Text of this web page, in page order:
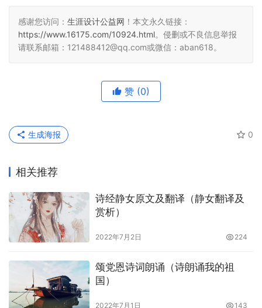
感谢您访问： 生涯设计公益网 ！本文永久链接：
https://www.16175.com/10924.html。侵删或不良信息举报
请联系邮箱：121488412@qq.com或微信：aban618。
赞 (0)
0
生成海报
相关推荐
诗经静女原文及翻译（静女翻译及
赏析）
2022年7月2日 224
颂党恩诗词朗诵（诗朗诵我的祖
国）
2022年7月1日 143